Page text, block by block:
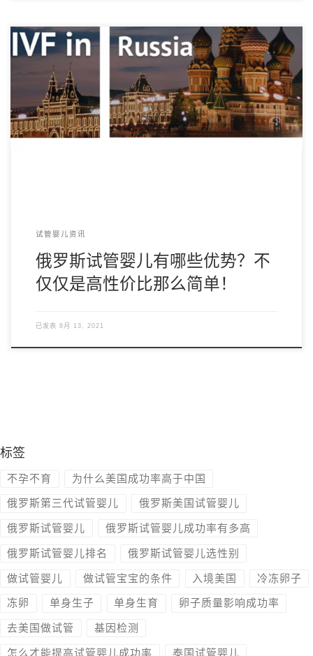
俄罗斯试管婴儿、第三方辅助生殖技术和美国一样，都受到国
家完善法律的保护。两国政府都提倡人们多生孩子， […]
试管婴儿资讯
俄罗斯试管婴儿有哪些优势？不
仅仅是高性价比那么简单！
已发表 8月 13, 2021
标签
不孕不育 为什么美国成功率高于中国
俄罗斯第三代试管婴儿 俄罗斯美国试管婴儿
俄罗斯试管婴儿 俄罗斯试管婴儿成功率有多高
俄罗斯试管婴儿排名 俄罗斯试管婴儿选性别
做试管婴儿 做试管宝宝的条件 入境美国 冷冻卵子
冻卵 单身生子 单身生育 卵子质量影响成功率
去美国做试管 基因检测
怎么才能提高试管婴儿成功率 泰国试管婴儿